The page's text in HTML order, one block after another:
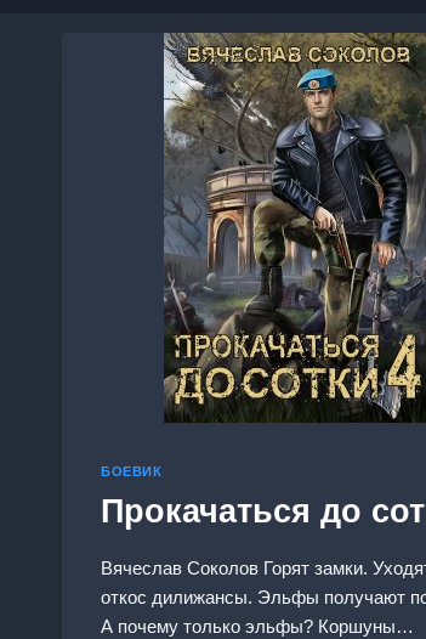
БОЕВИК
Прокачаться до
Вячеслав Соколов Горят замки.
откос дилижансы. Эльфы получают
А почему только эльфы? Коршуны…